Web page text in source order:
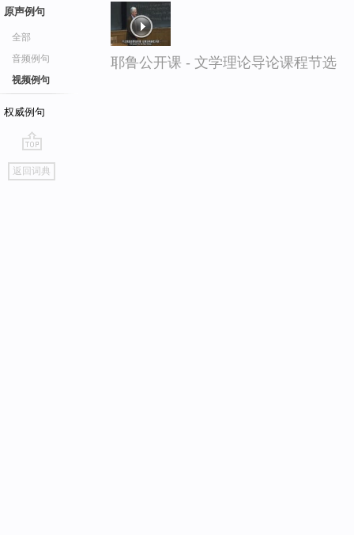
原声例句
全部
音频例句
视频例句
权威例句
go
top
返回词典
耶鲁公开课 - 文学理论导论课程节选